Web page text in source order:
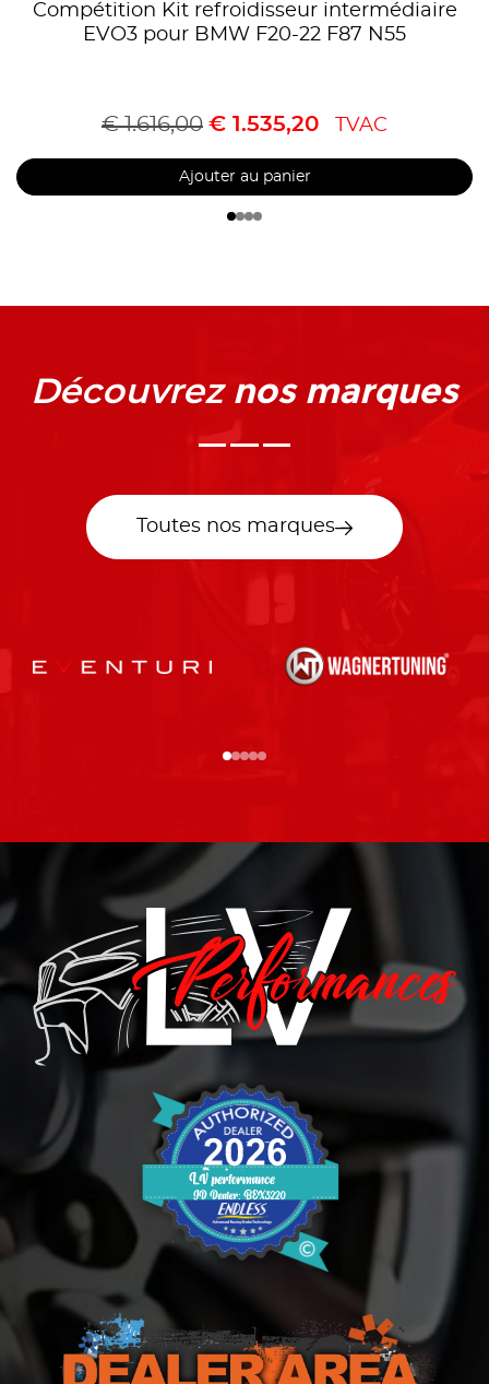
Compétition Kit refroidisseur intermédiaire
EVO3 pour BMW F20-22 F87 N55
€1.616,00 € 1.535,20 TVAC
Ajouter au panier
Découvrez nos marques
Toutes nos marques